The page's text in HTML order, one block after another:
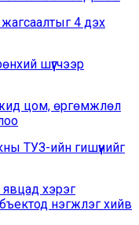
4 дэх
шүүгчээр
цом, өргөмжлөл
ТУЗ-ийн гишүүнийг
хэрэг
нэгжлэг хийв